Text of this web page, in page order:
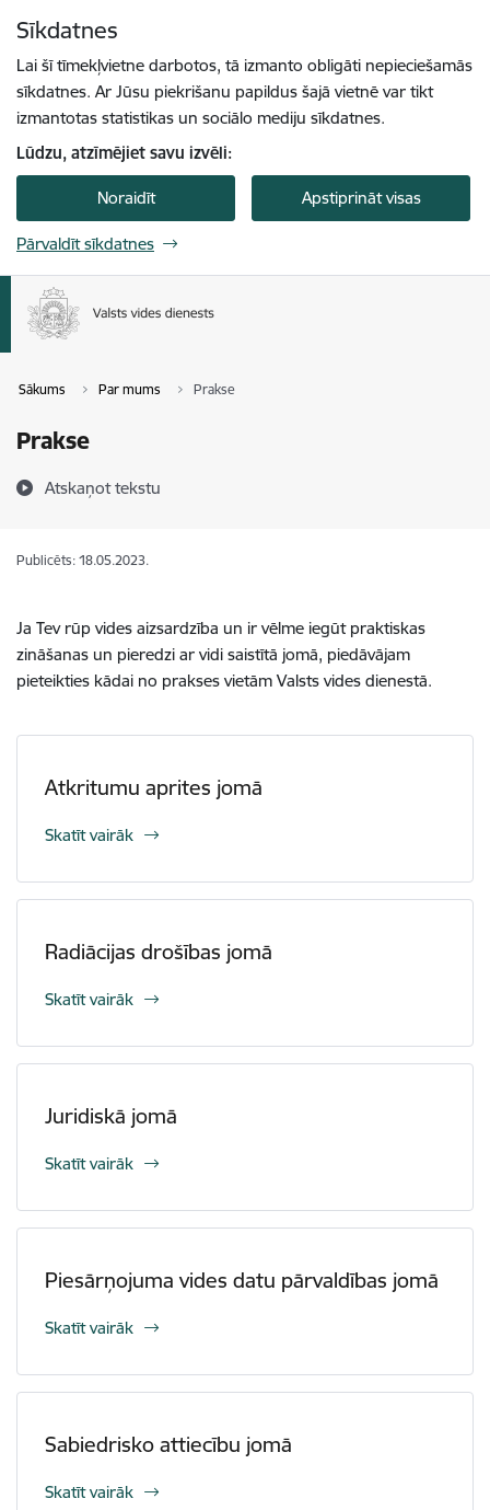
Sīkdatnes
Lai šī tīmekļvietne darbotos, tā izmanto obligāti nepieciešamās
sīkdatnes. Ar Jūsu piekrišanu papildus šajā vietnē var tikt
izmantotas statistikas un sociālo mediju sīkdatnes.
Lūdzu, atzīmējiet savu izvēli:
Noraidīt Apstiprināt visas
Pārvaldīt sīkdatnes
Sākums Par mums Prakse
Prakse
Atskaņot tekstu
Publicēts: 18.05.2023.
Ja Tev rūp vides aizsardzība un ir vēlme iegūt praktiskas
zināšanas un pieredzi ar vidi saistītā jomā, piedāvājam
pieteikties kādai no prakses vietām Valsts vides dienestā.
Atkritumu aprites jomā
Skatīt vairāk
Radiācijas drošības jomā
Skatīt vairāk
Juridiskā jomā
Skatīt vairāk
Piesārņojuma vides datu pārvaldības jomā
Skatīt vairāk
Sabiedrisko attiecību jomā
Skatīt vairāk